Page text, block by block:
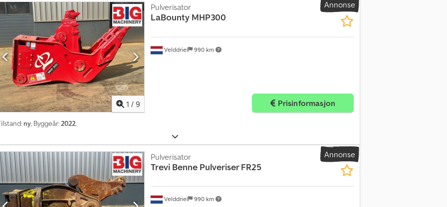
r
e
t
a
Annonse
1 / 9
Velddriel 990 km
Pulverisator
LaBounty MHP300
Prisinformasjon
ny, Byggeår: 2022,
Annonse
Velddriel 990 km
Pulverisator
Trevi Benne Pulveriser FR25